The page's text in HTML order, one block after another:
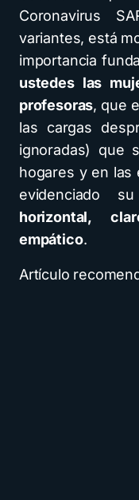
Coronavirus
variantes, está
importancia
ustedes las
profesoras, que
las cargas
ignoradas) que
hogares y en las
evidenciado
horizontal,
empático.
Artículo